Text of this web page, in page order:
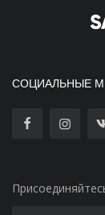
СОЦИАЛЬНЫЕ